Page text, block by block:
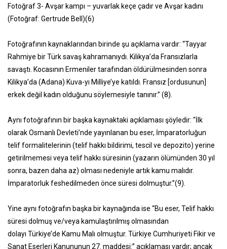
Fotoğraf 3- Avşar kampı – yuvarlak keçe çadır ve Avşar kadını
(Fotoğraf: Gertrude Bell)(6)
Fotoğrafının kaynaklarından birinde şu açıklama vardır: “Tayyar
Rahmiye bir Türk savaş kahramanıydı. Kilikya’da Fransızlarla
savaştı. Kocasının Ermeniler tarafından öldürülmesinden sonra
Kilikya’da (Adana) Kuva-yı Milliye’ye katıldı. Fransız [ordusunun]
erkek değil kadın olduğunu söylemesiyle tanınır.” (8).
Aynı fotoğrafının bir başka kaynaktaki açıklaması şöyledir: “İlk
olarak Osmanlı Devleti’nde yayınlanan bu eser, İmparatorluğun
telif formalitelerinin (telif hakkı bildirimi, tescil ve depozito) yerine
getirilmemesi veya telif hakkı süresinin (yazarın ölümünden 30 yıl
sonra, bazen daha az) olması nedeniyle artık kamu malıdır.
İmparatorluk feshedilmeden önce süresi dolmuştur.”(9).
Yine aynı fotoğrafın başka bir kaynağında ise “Bu eser, Telif hakkı
süresi dolmuş ve/veya kamulaştırılmış olmasından
dolayı Türkiye’de Kamu Malı olmuştur. Türkiye Cumhuriyeti Fikir ve
Sanat Eserleri Kanununun 27. maddesi:” açıklaması vardır; ancak